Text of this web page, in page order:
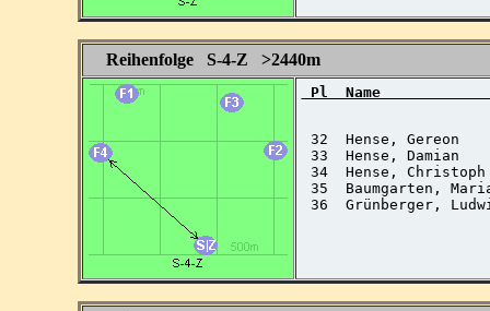
Reihenfolge S-4-Z >2440m
Pl  Name
32  Hense, Gereon
33  Hense, Damian
34  Hense,
35  Baumgarten,
36  Grünberger,